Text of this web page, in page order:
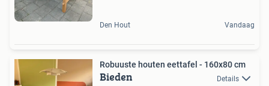
Den Hout Vandaag
Robuuste houten eettafel - 160x80 cm
Bieden Details